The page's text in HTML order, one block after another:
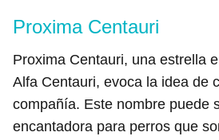
Proxima Centauri
Proxima Centauri, una estrella
Alfa Centauri, evoca la idea de
compañía. Este nombre puede
encantadora para perros que